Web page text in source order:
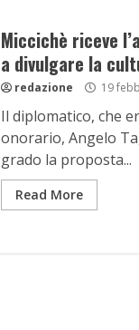
Miccichè riceve
a divulgare la
redazione 19
Il diplomatico, che
onorario, Angelo
grado la proposta...
Read More